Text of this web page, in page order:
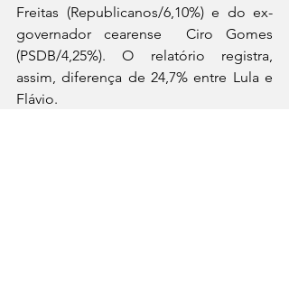
Freitas (Republicanos/6,10%) e do ex-
governador cearense  Ciro Gomes
(PSDB/4,25%). O relatório registra,
assim, diferença de 24,7% entre Lula e
Flávio.